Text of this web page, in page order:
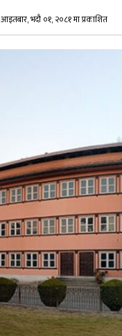
आइतबार, भदौ ०१, २०८१ मा प्रकाशित